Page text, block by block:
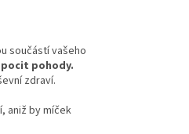
součástí vašeho
pohody.
zdraví.
aniž by míček